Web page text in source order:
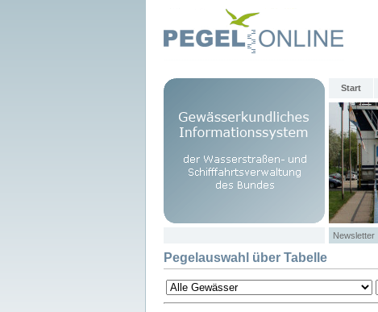
Start
Newsletter
Pegelauswahl über Tabelle